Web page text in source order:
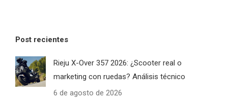
Post recientes
Rieju X-Over 357 2026: ¿Scooter real o
marketing con ruedas? Análisis técnico
6 de agosto de 2026